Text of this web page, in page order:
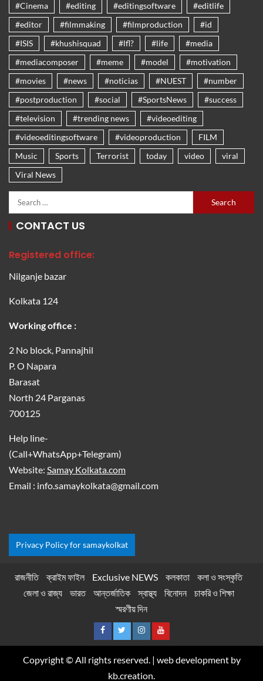
#Cinema
#editing #editingsoftware
#editlife
#editor
#filmmaking #filmproduction
#id
#ISIS
#khushisquad #lfl? #life
#media
#mediacomposer
#meme #model
#motivation
#movies
#news #noticias #NUEST
#number
#postproduction
#social #SportsNews
#success
#television
#trending news
#videoediting
#videoeditingsoftware
#videoproduction
FILM
Music
Sports Terrorist today video
viral
Viral News
CONTACT US
Registered office:
Nilganje bazar
Kolkata 124
Working office :
2 No block, Pannajhil
P. O Napara
Barasat
North 24 Parganas
700125
Help line-
(Call+WhatsApp+Telegram)
Website: Samay Kolkata.com
Email : info.samaykolkata@gmail.com
Privacy Policy for samaykolkat
রাজনীতি ক্রাইম ফাইল Exclusive NEWS কলকাতা
কলা ও সংস্কৃতি
জেলা ও রাজ্য
ভারত আন্তর্জাতিক স্বাস্থ্য বিনোদন
চাকরি ও শিক্ষা
স্মরণীয় দিন
Copyright © All rights reserved. | web development by
kb.creation.